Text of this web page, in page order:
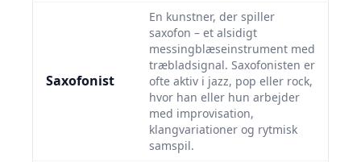
Saxofonist
En kunstner, der spiller
saxofon – et alsidigt
messingblæseinstrument med
træbladsignal. Saxofonisten er
ofte aktiv i jazz, pop eller rock,
hvor han eller hun arbejder
med improvisation,
klangvariationer og rytmisk
samspil.